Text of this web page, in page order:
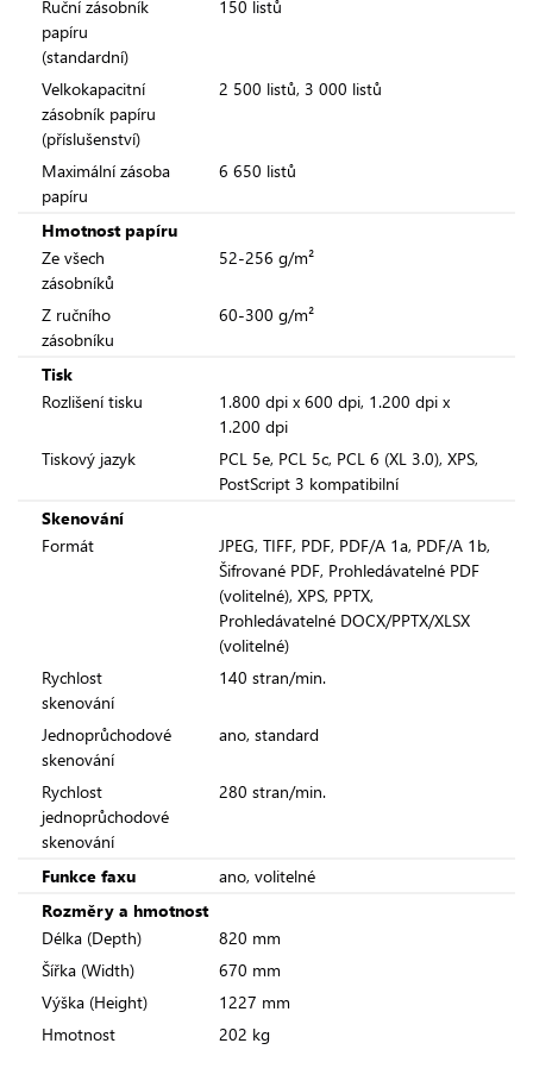
Ruční zásobník
papíru
(standardní)
150 listů
Velkokapacitní
zásobník papíru
(příslušenství)
2 500 listů, 3 000 listů
Maximální zásoba
papíru
6 650 listů
Hmotnost papíru
Ze všech
zásobníků
52-256 g/m²
Z ručního
zásobníku
60-300 g/m²
Tisk
Rozlišení tisku
1.800 dpi x 600 dpi, 1.200 dpi x
1.200 dpi
Tiskový jazyk
PCL 5e, PCL 5c, PCL 6 (XL 3.0), XPS,
PostScript 3 kompatibilní
Skenování
Formát
JPEG, TIFF, PDF, PDF/A 1a, PDF/A 1b,
Šifrované PDF, Prohledávatelné PDF
(volitelné), XPS, PPTX,
Prohledávatelné DOCX/PPTX/XLSX
(volitelné)
Rychlost
skenování
140 stran/min.
Jednoprůchodové
skenování
ano, standard
Rychlost
jednoprůchodové
skenování
280 stran/min.
Funkce faxu
ano, volitelné
Rozměry a hmotnost
Délka (Depth)
820 mm
Šířka (Width)
670 mm
Výška (Height)
1227 mm
Hmotnost
202 kg